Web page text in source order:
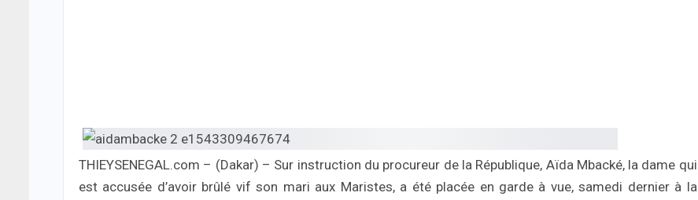
THIEYSENEGAL.com – (Dakar) – Sur instruction du procureur de la République, Aïda Mbacké, la dame qui
est accusée d’avoir brûlé vif son mari aux Maristes, a été placée en garde à vue, samedi dernier à la